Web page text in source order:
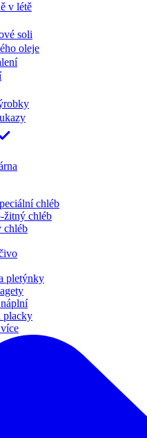
v létě
soli
oleje
chléb
žitný chléb
chléb
pletýnky
placky